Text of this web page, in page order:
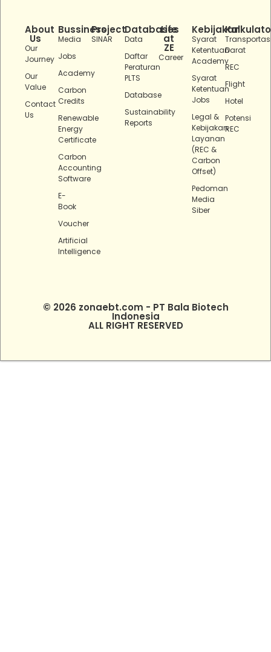
About
Us
Our
Journey
Our
Value
Contact
Us
Bussiness
Media
Jobs
Academy
Carbon
Credits
Renewable
Energy
Certificate
Carbon
Accounting
Software
E-
Book
Voucher
Artificial
Intelligence
Project
SINAR
Databases
Data
Daftar
Peraturan
PLTS
Database
Sustainability
Reports
Life
at
ZE
Career
Kebijakan
Syarat
Ketentuan
Academy
Syarat
Ketentuan
Jobs
Legal &
Kebijakan
Layanan
(REC &
Carbon
Offset)
Pedoman
Media
Siber
Darat
REC
Flight
Hotel
Potensi
REC
© 2026 zonaebt.com - PT Bala Biotech
Indonesia
ALL RIGHT RESERVED